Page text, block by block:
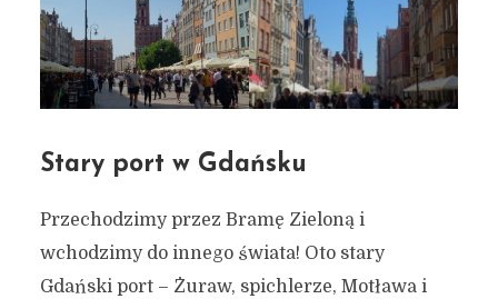
Stary port w Gdańsku
Przechodzimy przez Bramę Zieloną i
wchodzimy do innego świata! Oto stary
Gdański port – Żuraw, spichlerze, Motława i